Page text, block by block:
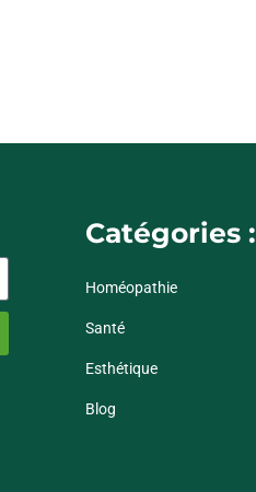
Catégories :
Homéopathie
Santé
Esthétique
Blog